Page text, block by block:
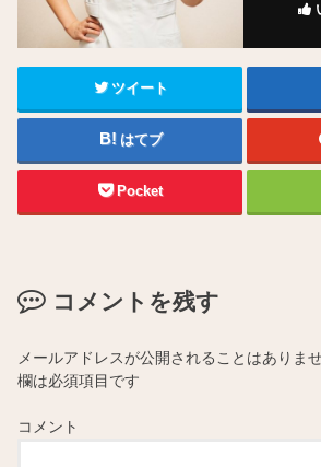
ツイート
はてブ
Pocket
コメントを残す
メールアドレスが公開されることはありませ
欄は必須項目です
コメント